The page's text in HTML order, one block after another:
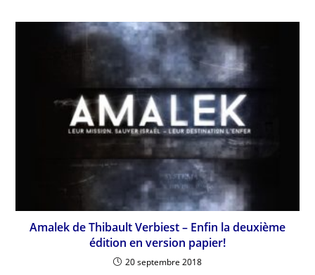
Amalek de Thibault Verbiest – Enfin la deuxième
édition en version papier!
20 septembre 2018